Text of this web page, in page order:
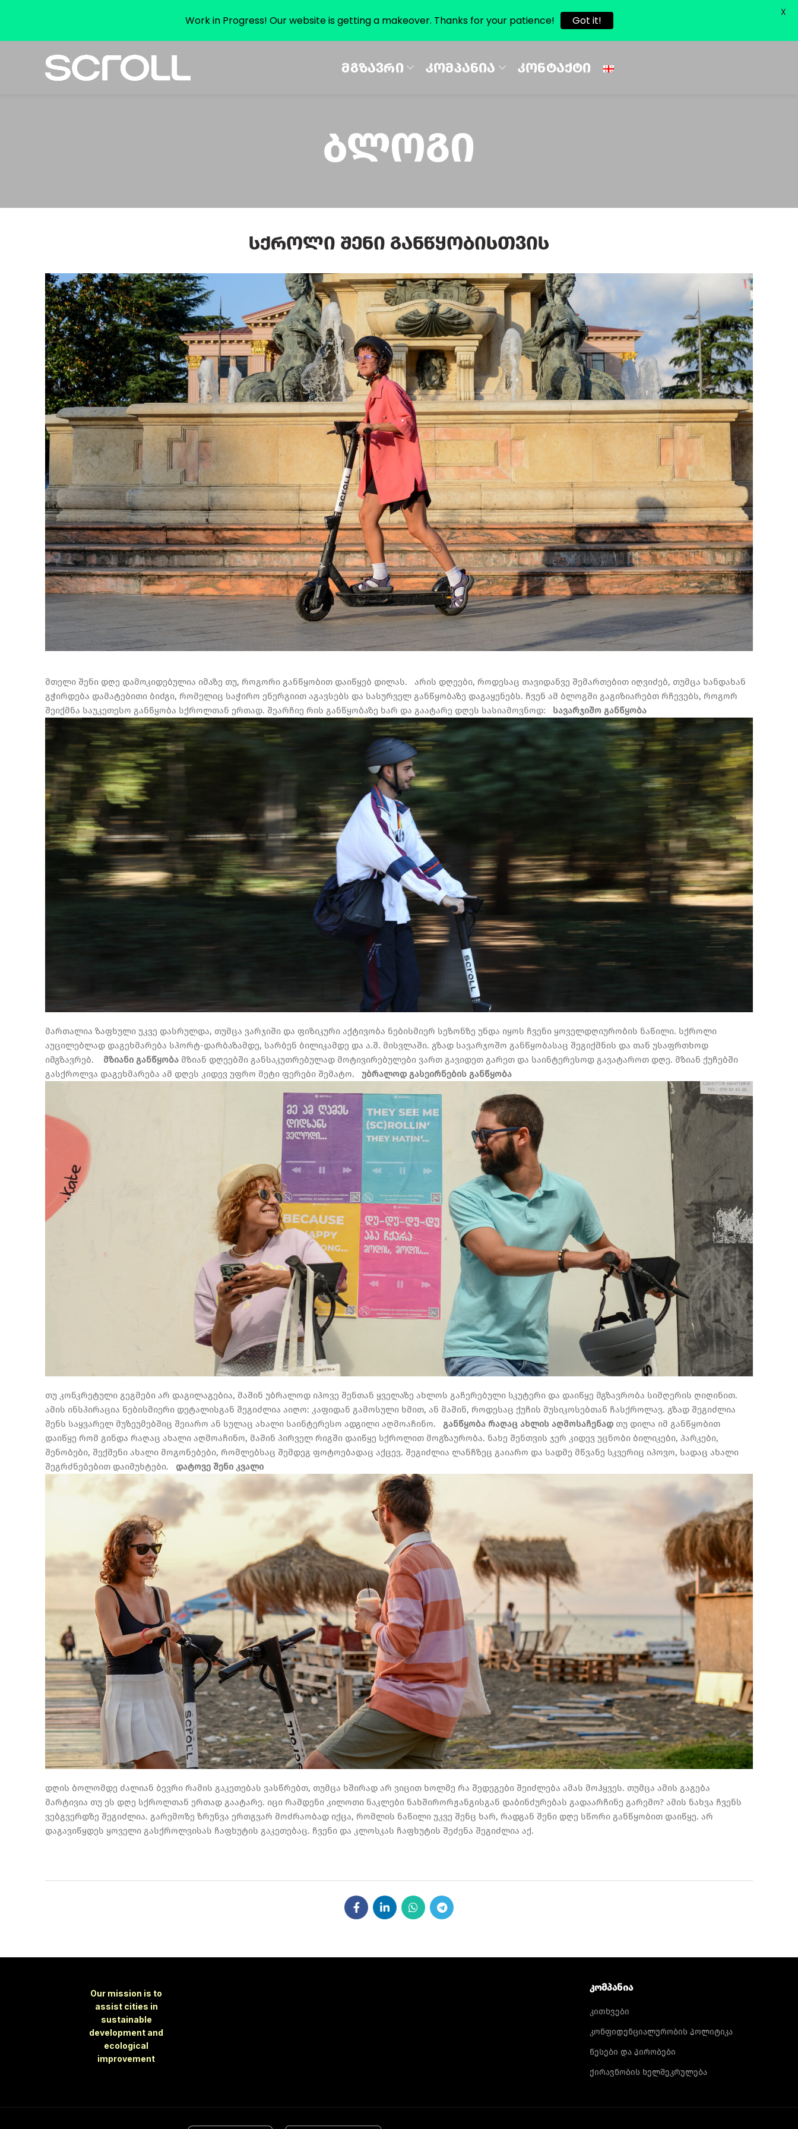
ᲛᲒᲖᲐᲕᲠᲘ ᲙᲝᲛᲞᲐᲜᲘᲐ ᲙᲝᲜᲢᲐᲥᲢᲘ
Ბლოგი
Სქროლი Შენი Განწყობისთვის
მთელი შენი დღე დამოკიდებულია იმაზე თუ, როგორი განწყობით დაიწყებ დილას. არის დღეები, როდესაც თავიდანვე შემართებით იღვიძებ, თუმცა ხანდახან
გჭირდება დამატებითი ბიძგი, რომელიც საჭირო ენერგიით აგავსებს და სასურველ განწყობაზე დაგაყენებს. ჩვენ ამ ბლოგში გაგიზიარებთ რჩევებს, როგორ
შეიქმნა საუკეთესო განწყობა სქროლთან ერთად. შეარჩიე რის განწყობაზე ხარ და გაატარე დღეს სასიამოვნოდ:
სავარჯიშო განწყობა
მართალია ზაფხული უკვე დასრულდა, თუმცა ვარჯიში და ფიზიკური აქტივობა ნებისმიერ სეზონზე უნდა იყოს ჩვენი ყოველდღიურობის ნაწილი. სქროლი
აუცილებლად დაგეხმარება სპორტ-დარბაზამდე, სარბენ ბილიკამდე და ა.შ. მისვლაში. გზად სავარჯოშო განწყობასაც შეგიქმნის და თან უსაფრთხოდ
იმგზავრებ.
მზიანი განწყობა მზიან დღეებში განსაკუთრებულად მოტივირებულები ვართ გავიდეთ გარეთ და საინტერესოდ გავატაროთ დღე. მზიან ქუჩებში
გასქროლვა დაგეხმარება ამ დღეს კიდევ უფრო მეტი ფერები შემატო.
უბრალოდ გასეირნების განწყობა
თუ კონკრეტული გეგმები არ დაგილაგებია, მაშინ უბრალოდ იპოვე შენთან ყველაზე ახლოს გაჩერებული სკუტერი და დაიწყე მგზავრობა სიმღერის ღიღინით.
ამის ინსპირაცია ნებისმიერი დეტალისგან შეგიძლია აიღო: კაფიდან გამოსული ხმით, ან მაშინ, როდესაც ქუჩის მუსიკოსებთან ჩასქროლავ. გზად შეგიძლია
შენს საყვარელ მუზეუმებშიც შეიარო ან სულაც ახალი საინტერესო ადგილი აღმოაჩინო. განწყობა რაღაც ახლის აღმოსაჩენად თუ დილა იმ განწყობით
დაიწყე რომ გინდა რაღაც ახალი აღმოაჩინო, მაშინ პირველ რიგში დაიწყე სქროლით მოგზაურობა. ნახე შენთვის ჯერ კიდევ უცნობი ბილიკები, პარკები,
შენობები, შექმენი ახალი მოგონებები, რომლებსაც შემდეგ ფოტოებადაც აქცევ. შეგიძლია ლანჩზეც გაიარო და სადმე მწვანე სკვერიც იპოვო, სადაც ახალი
შეგრძნებებით დაიმუხტები. დატოვე შენი კვალი
დღის ბოლომდე ძალიან ბევრი რამის გაკეთებას ვასწრებთ, თუმცა ხშირად არ ვიცით ხოლმე რა შედეგები შეიძლება ამას მოჰყვეს. თუმცა ამის გაგება
მარტივია თუ ეს დღე სქროლთან ერთად გაატარე. იცი რამდენი კილოთი ნაკლები ნახშირორჟანგისგან დაბინძურებას გადაარჩინე გარემო? ამის ნახვა ჩვენს
ვებგვერდზე შეგიძლია. გარემოზე ზრუნვა ერთგვარ მოძრაობად იქცა, რომლის ნაწილი უკვე შენც ხარ, რადგან შენი დღე სწორი განწყობით დაიწყე. არ
დაგავიწყდეს ყოველი გასქროლვისას ჩაფხუტის გაკეთებაც. ჩვენი და კლოსკას ჩაფხუტის შეძენა შეგიძლია აქ.
Our mission is to
assist cities in
sustainable
development and
ecological
improvement
ᲙᲝᲛᲞᲐᲜᲘᲐ
კითხვები
კონფიდენციალურობის პოლიტიკა
წესები და პირობები
ქირავნობის ხელშეკრულება
Work in Progress! Our website is getting a makeover. Thanks for your patience! Got it!
X